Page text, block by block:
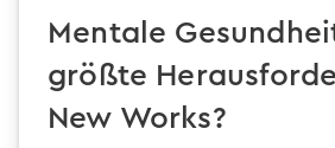
Mentale
größte
New Works?